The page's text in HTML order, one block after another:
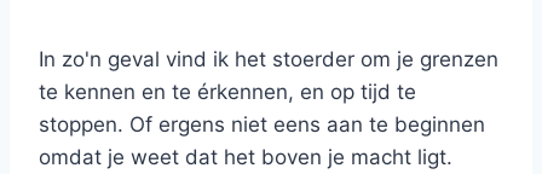
In zo'n geval vind ik het stoerder om je grenzen
te kennen en te érkennen, en op tijd te
stoppen. Of ergens niet eens aan te beginnen
omdat je weet dat het boven je macht ligt.